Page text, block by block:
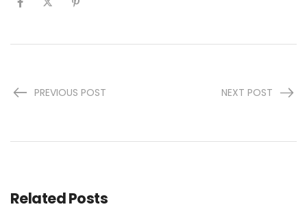
PREVIOUS POST NEXT POST
Related Posts